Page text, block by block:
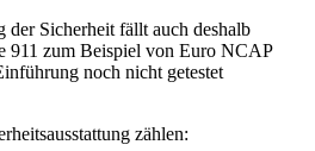
der Sicherheit fällt auch deshalb
911 zum Beispiel von Euro NCAP
noch nicht getestet
zählen: